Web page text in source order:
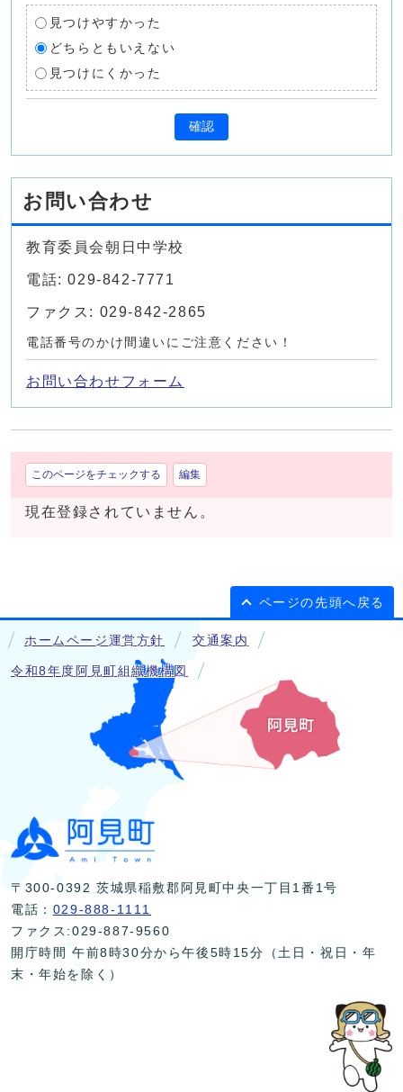
見つけやすかった
どちらともいえない
見つけにくかった
確認
お問い合わせ
教育委員会朝日中学校
電話: 029-842-7771
ファクス: 029-842-2865
電話番号のかけ間違いにご注意ください！
お問い合わせフォーム
このページをチェックする 編集
現在登録されていません。
ページの先頭へ戻る
ホームページ運営方針 交通案内
令和8年度阿見町組織機構図
〒300-0392 茨城県稲敷郡阿見町中央一丁目1番1号
電話： 029-888-1111
ファクス:029-887-9560
開庁時間 午前8時30分から午後5時15分（土日・祝日・年
末・年始を除く）